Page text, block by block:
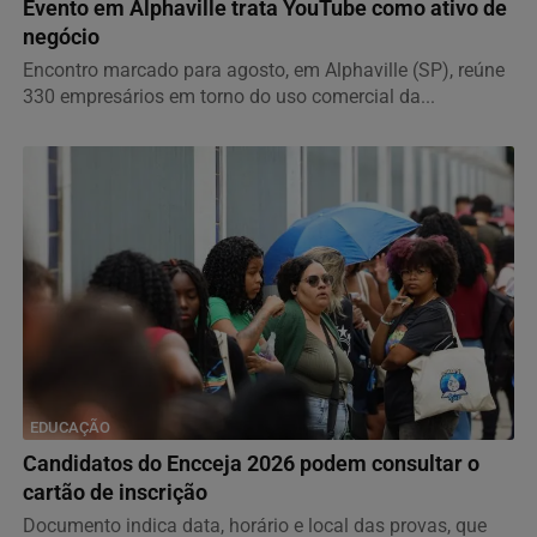
Evento em Alphaville trata YouTube como ativo de
negócio
Encontro marcado para agosto, em Alphaville (SP), reúne
330 empresários em torno do uso comercial da...
EDUCAÇÃO
Candidatos do Encceja 2026 podem consultar o
cartão de inscrição
Documento indica data, horário e local das provas, que